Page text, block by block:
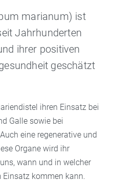
marianum) ist
Jahrhunderten
ihrer positiven
geschätzt
ihren Einsatz bei
Galle sowie bei
eine regenerative und
Organe wird ihr
wann und in welcher
kommen kann.